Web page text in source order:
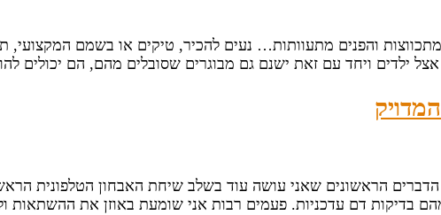
והפנים מתעוותות… נעים להכיר, טיקים או בשמם המקצועי,
אצל ילדים ויחד עם זאת ישנם גם מבוגרים שסובלים מהם, הם יכולים
הראשונים שאני עושה עוד בשלב שיחת האבחון הטלפונית
מהם בדיקות דם עדכניות. פעמים רבות אני שומעת באוזן את